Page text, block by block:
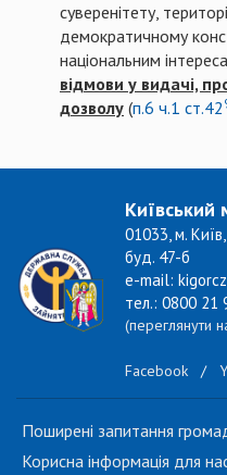
суверенітету,
демократичному
національним
відмови у видачі,
дозволу (п.6 ч.1 ст.42
Київський
01033, м.
буд. 47-б
e-mail:
тел.: 0800 21
(переглянути
Facebook /
Поширені запитання
Корисна інформація для